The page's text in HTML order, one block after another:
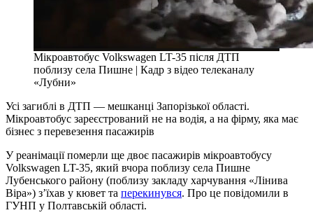
Мікроавтобус Volkswagen LT-35 після ДТП
поблизу села Пишне | Кадр з відео телеканалу
«Лубни»
Усі загиблі в ДТП — мешканці Запорізької області.
Мікроавтобус зареєстрований не на водія, а на фірму, яка має
бізнес з перевезення пасажирів
У реанімації померли ще двоє пасажирів мікроавтобусу
Volkswagen LT-35, який вчора поблизу села Пишне
Лубенського району (поблизу закладу харчування «Лінива
Віра») з’їхав у кювет та перекинувся. Про це повідомили в
ГУНП у Полтавській області.